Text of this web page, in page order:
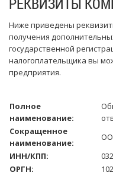
Ниже приведены
получения
государственной
налогоплательщика вы
предприятия.
Полное
наименование:
Сокращенное
наименование:
ИНН/КПП:
ОРГН: